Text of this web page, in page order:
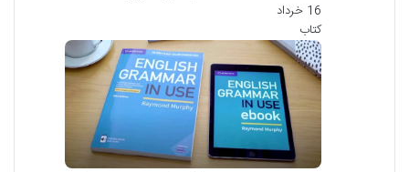
16 خرداد
کتاب